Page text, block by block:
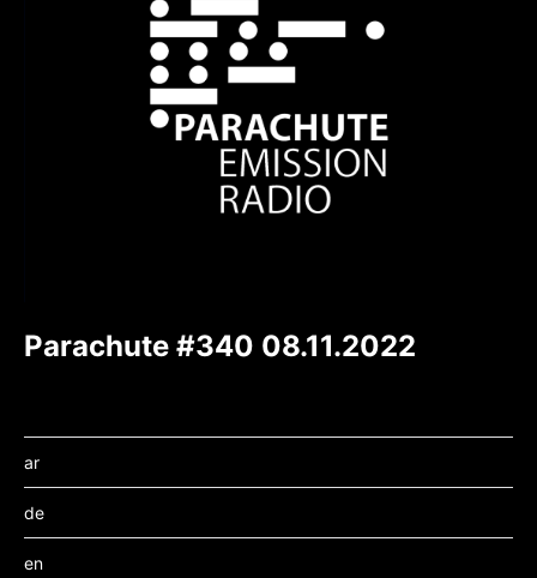
Parachute #340 08.11.2022
ar
de
en